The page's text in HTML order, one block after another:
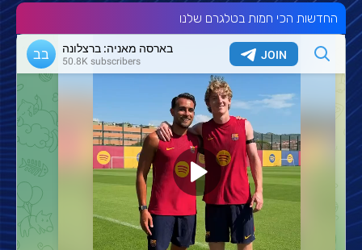
החדשות הכי חמות בטלגרם שלנו